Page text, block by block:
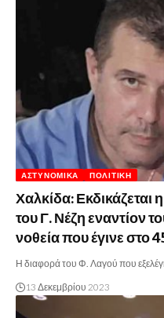
ΑΣΤΥΝΟΜΙΚΆ ΠΟΛΙΤΙΚΉ
Χαλκίδα:
του Γ. Νέζη εναντίον
νοθεία που έγινε στο
Η διαφορά του Φ. Λαγού που
13 Δεκεμβρίου 2023